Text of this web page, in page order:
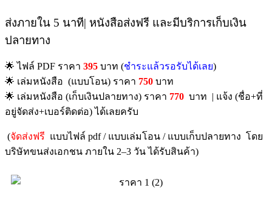
ส่งภายใน 5 นาที| หนังสือส่งฟรี และมีบริการเก็บเงิน
ปลายทาง
🌟 ไฟล์ PDF ราคา 395 บาท (ชำระแล้วรอรับได้เลย)
🌟 เล่มหนังสือ (แบบโอน) ราคา 750 บาท
🌟 เล่มหนังสือ (เก็บเงินปลายทาง) ราคา 770 บาท | แจ้ง (ชื่อ+ที่
อยู่จัดส่ง+เบอร์ติดต่อ) ได้เลยครับ
(จัดส่งฟรี แบบไฟล์ pdf / แบบเล่มโอน / แบบเก็บปลายทาง โดย
บริษัทขนส่งเอกชน ภายใน 2–3 วัน ได้รับสินค้า)